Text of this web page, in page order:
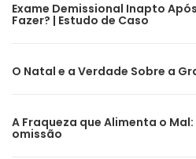
Exame Demissional Inapto
Fazer? | Estudo de Caso
O Natal e a Verdade Sobre a
A Fraqueza que Alimenta o
omissão